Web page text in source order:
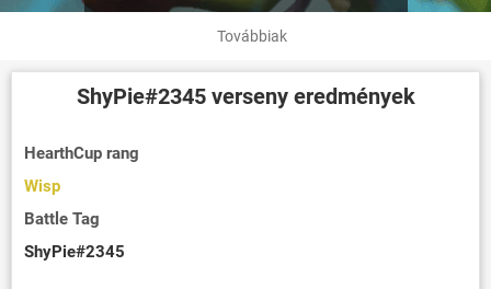
Továbbiak
ShyPie#2345verseny eredmények
HearthCup rang
Wisp
Battle Tag
ShyPie#2345